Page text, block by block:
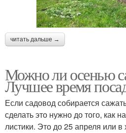
читать дальше →
Можно ли осенью
Лучшее время
Если садовод собирается
сделать это нужно до того, как
листики. Это до 25 апреля или